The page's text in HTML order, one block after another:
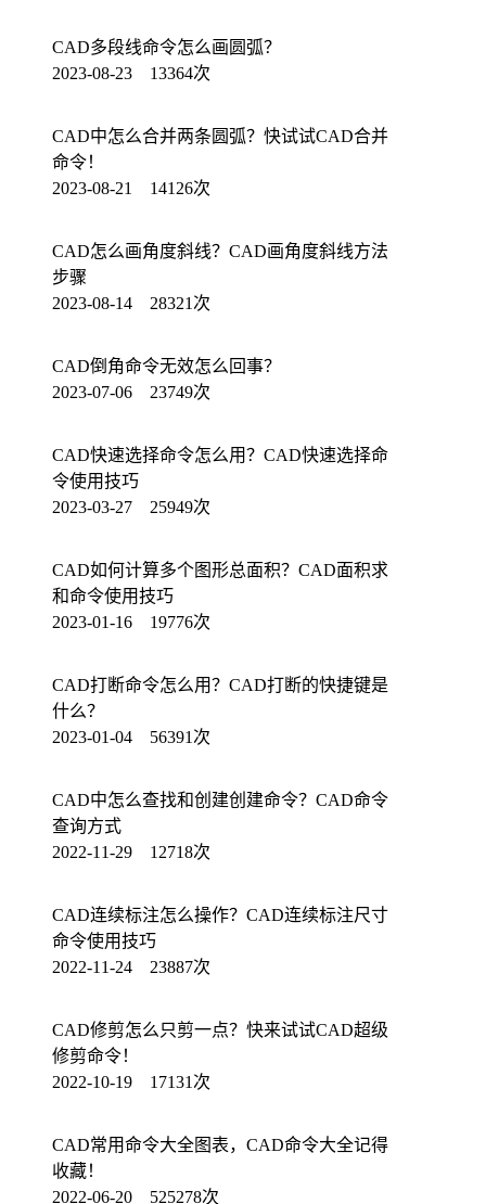
CAD多段线命令怎么画圆弧？
2023-08-23 13364次
CAD中怎么合并两条圆弧？快试试CAD合并
命令！
2023-08-21 14126次
CAD怎么画角度斜线？CAD画角度斜线方法
步骤
2023-08-14 28321次
CAD倒角命令无效怎么回事？
2023-07-06 23749次
CAD快速选择命令怎么用？CAD快速选择命
令使用技巧
2023-03-27 25949次
CAD如何计算多个图形总面积？CAD面积求
和命令使用技巧
2023-01-16 19776次
CAD打断命令怎么用？CAD打断的快捷键是
什么？
2023-01-04 56391次
CAD中怎么查找和创建创建命令？CAD命令
查询方式
2022-11-29 12718次
CAD连续标注怎么操作？CAD连续标注尺寸
命令使用技巧
2022-11-24 23887次
CAD修剪怎么只剪一点？快来试试CAD超级
修剪命令！
2022-10-19 17131次
CAD常用命令大全图表，CAD命令大全记得
收藏！
2022-06-20 525278次